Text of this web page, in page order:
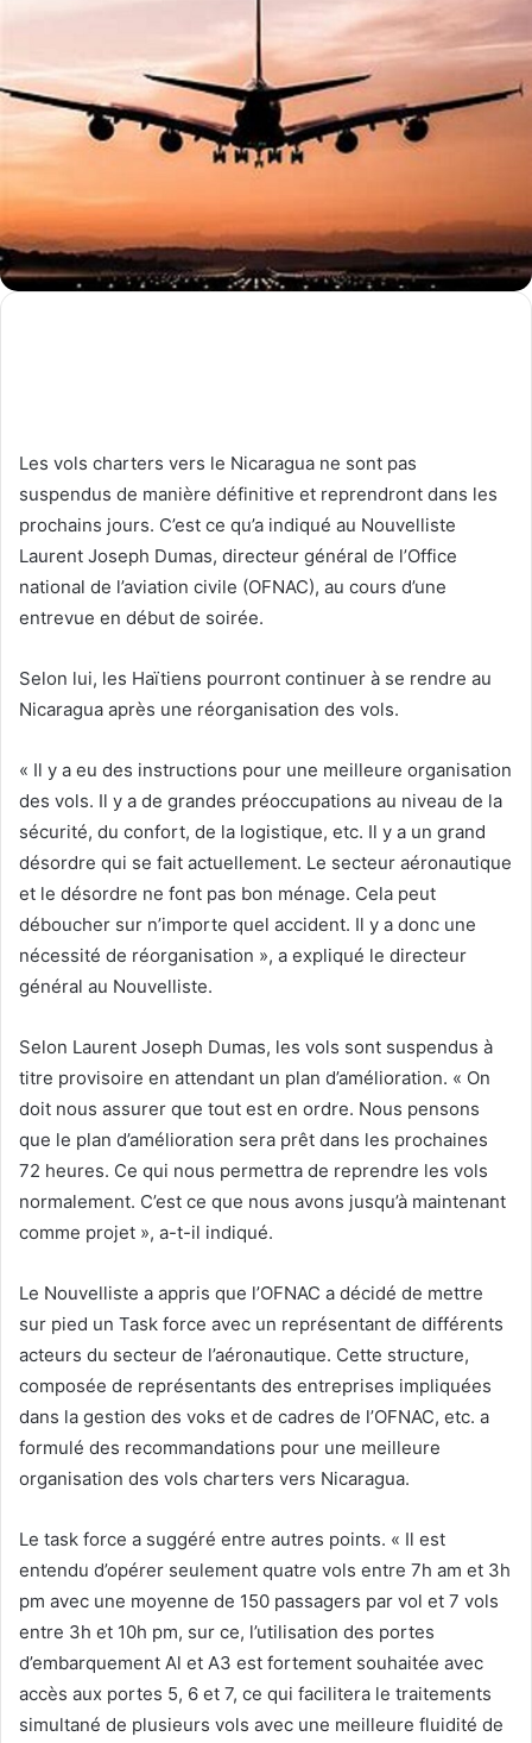
Les vols charters vers le Nicaragua ne sont pas
suspendus de manière définitive et reprendront dans les
prochains jours. C’est ce qu’a indiqué au Nouvelliste
Laurent Joseph Dumas, directeur général de l’Office
national de l’aviation civile (OFNAC), au cours d’une
entrevue en début de soirée.
Selon lui, les Haïtiens pourront continuer à se rendre au
Nicaragua après une réorganisation des vols.
« Il y a eu des instructions pour une meilleure organisation
des vols. Il y a de grandes préoccupations au niveau de la
sécurité, du confort, de la logistique, etc. Il y a un grand
désordre qui se fait actuellement. Le secteur aéronautique
et le désordre ne font pas bon ménage. Cela peut
déboucher sur n’importe quel accident. Il y a donc une
nécessité de réorganisation », a expliqué le directeur
général au Nouvelliste.
Selon Laurent Joseph Dumas, les vols sont suspendus à
titre provisoire en attendant un plan d’amélioration. « On
doit nous assurer que tout est en ordre. Nous pensons
que le plan d’amélioration sera prêt dans les prochaines
72 heures. Ce qui nous permettra de reprendre les vols
normalement. C’est ce que nous avons jusqu’à maintenant
comme projet », a-t-il indiqué.
Le Nouvelliste a appris que l’OFNAC a décidé de mettre
sur pied un Task force avec un représentant de différents
acteurs du secteur de l’aéronautique. Cette structure,
composée de représentants des entreprises impliquées
dans la gestion des voks et de cadres de l’OFNAC, etc. a
formulé des recommandations pour une meilleure
organisation des vols charters vers Nicaragua.
Le task force a suggéré entre autres points. « Il est
entendu d’opérer seulement quatre vols entre 7h am et 3h
pm avec une moyenne de 150 passagers par vol et 7 vols
entre 3h et 10h pm, sur ce, l’utilisation des portes
d’embarquement Al et A3 est fortement souhaitée avec
accès aux portes 5, 6 et 7, ce qui facilitera le traitements
simultané de plusieurs vols avec une meilleure fluidité de